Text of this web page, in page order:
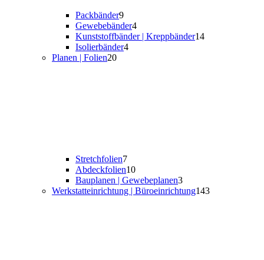
Packbänder9
Gewebebänder4
Kunststoffbänder | Kreppbänder14
Isolierbänder4
Planen | Folien20
Stretchfolien7
Abdeckfolien10
Bauplanen | Gewebeplanen3
Werkstatt­einrichtung | Büroeinrichtung143